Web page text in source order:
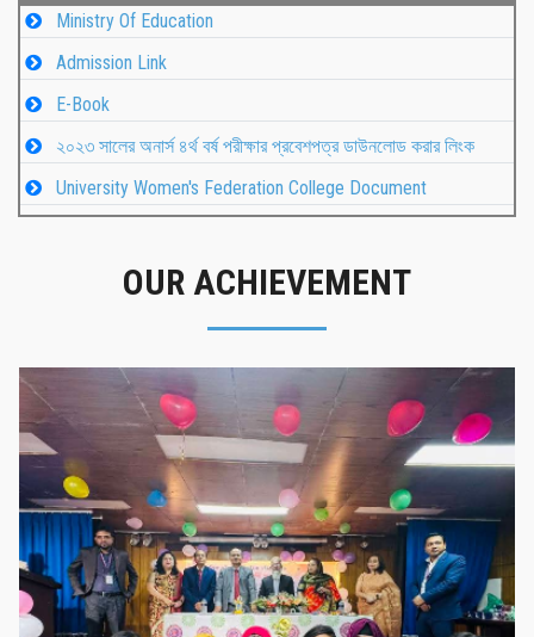
Ministry Of Education
Admission Link
E-Book
২০২৩ সালের অনার্স ৪র্থ বর্ষ পরীক্ষার প্রবেশপত্র ডাউনলোড করার লিংক
University Women's Federation College Document
OUR ACHIEVEMENT
গৌরবের মুহূর্ত